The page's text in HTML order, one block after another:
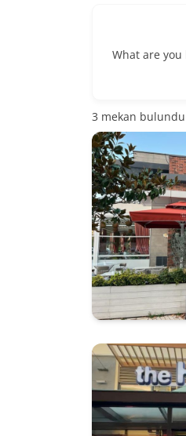
What are you
3 mekan bulundu